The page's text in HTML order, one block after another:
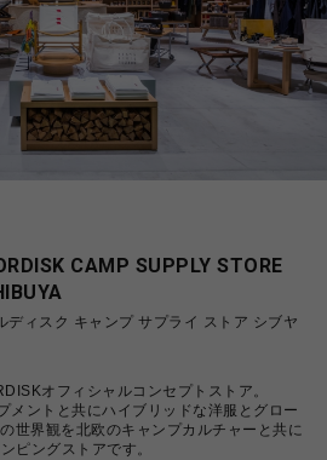
CAMP SUPPLY STORE
ディスク キャンプ サプライ ストア シブヤ
オフィシャルコンセプトストア。
メントと共にハイブリッドな洋服とグロー
世界観を北欧のキャンプカルチャーと共に
ピングストアです。